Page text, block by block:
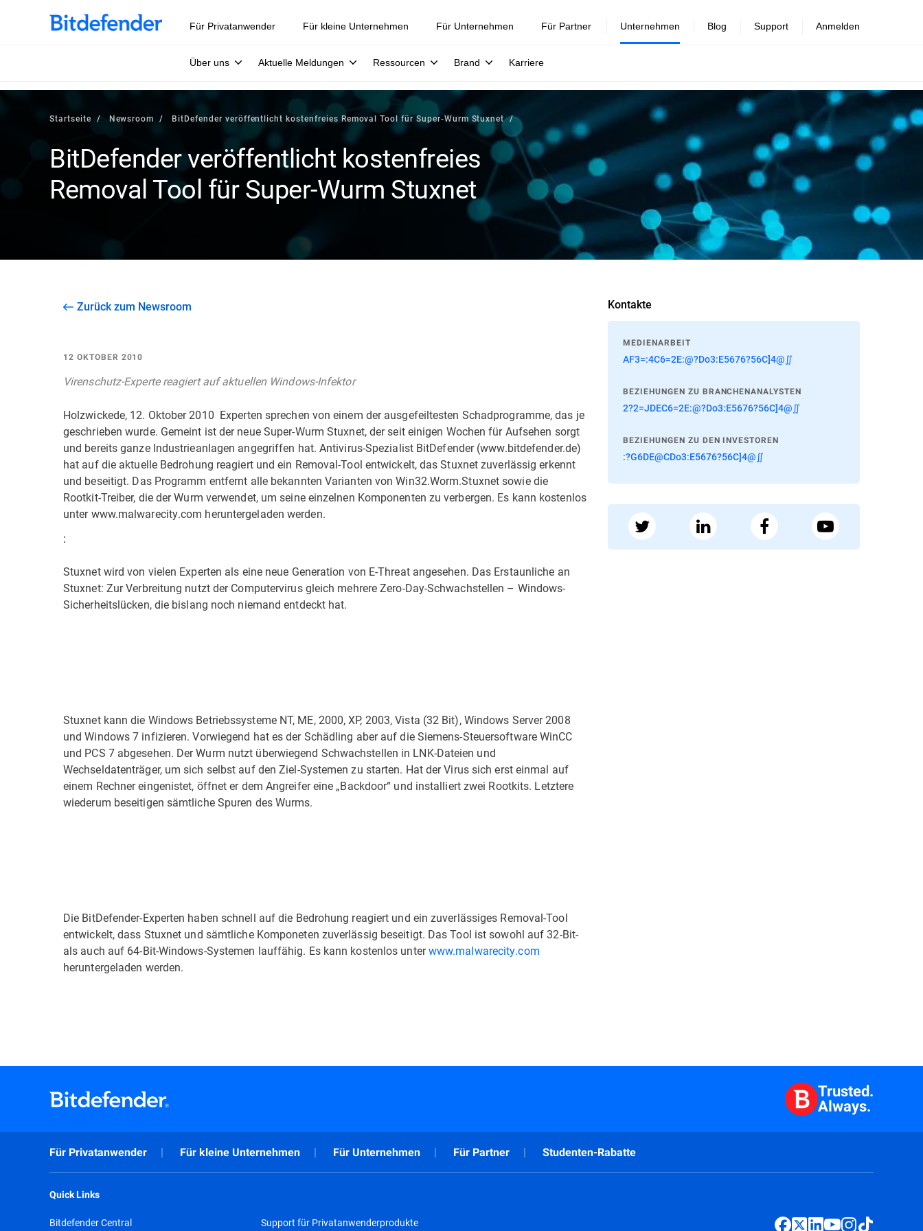
Für Privatanwender Für kleine Unternehmen Für Unternehmen Für Partner Unternehmen
Über uns Aktuelle Meldungen Ressourcen Brand Karriere
Blog Support Anmelden
Startseite Newsroom BitDefender veröffentlicht kostenfreies Removal Tool für Super-Wurm Stuxnet
BitDefender veröffentlicht kostenfreies
Removal Tool für Super-Wurm Stuxnet
Zurück zum Newsroom
12 OKTOBER 2010
Virenschutz-Experte reagiert auf aktuellen Windows-Infektor
Holzwickede, 12. Oktober 2010  Experten sprechen von einem der ausgefeiltesten Schadprogramme, das je
geschrieben wurde. Gemeint ist der neue Super-Wurm Stuxnet, der seit einigen Wochen für Aufsehen sorgt
und bereits ganze Industrieanlagen angegriffen hat. Antivirus-Spezialist BitDefender (www.bitdefender.de)
hat auf die aktuelle Bedrohung reagiert und ein Removal-Tool entwickelt, das Stuxnet zuverlässig erkennt
und beseitigt. Das Programm entfernt alle bekannten Varianten von Win32.Worm.Stuxnet sowie die
Rootkit-Treiber, die der Wurm verwendet, um seine einzelnen Komponenten zu verbergen. Es kann kostenlos
unter www.malwarecity.com heruntergeladen werden.
:
Stuxnet wird von vielen Experten als eine neue Generation von E-Threat angesehen. Das Erstaunliche an
Stuxnet: Zur Verbreitung nutzt der Computervirus gleich mehrere Zero-Day-Schwachstellen – Windows-
Sicherheitslücken, die bislang noch niemand entdeckt hat.
Stuxnet kann die Windows Betriebssysteme NT, ME, 2000, XP, 2003, Vista (32 Bit), Windows Server 2008
und Windows 7 infizieren. Vorwiegend hat es der Schädling aber auf die Siemens-Steuersoftware WinCC
und PCS 7 abgesehen. Der Wurm nutzt überwiegend Schwachstellen in LNK-Dateien und
Wechseldatenträger, um sich selbst auf den Ziel-Systemen zu starten. Hat der Virus sich erst einmal auf
einem Rechner eingenistet, öffnet er dem Angreifer eine „Backdoor“ und installiert zwei Rootkits. Letztere
wiederum beseitigen sämtliche Spuren des Wurms.
Die BitDefender-Experten haben schnell auf die Bedrohung reagiert und ein zuverlässiges Removal-Tool
entwickelt, dass Stuxnet und sämtliche Komponeten zuverlässig beseitigt. Das Tool ist sowohl auf 32-Bit-
als auch auf 64-Bit-Windows-Systemen lauffähig. Es kann kostenlos unterwww.malwarecity.com
heruntergeladen werden.
Kontakte
MEDIENARBEIT
AF3=:4C6=2E:@?Do3:E5676?56C]4@∬
BEZIEHUNGEN ZU BRANCHENANALYSTEN
2?2=JDEC6=2E:@?Do3:E5676?56C]4@∬
BEZIEHUNGEN ZU DEN INVESTOREN
:?G6DE@CDo3:E5676?56C]4@∬
Trusted.
Always.
Für Privatanwender Für kleine Unternehmen Für Unternehmen Für Partner Studenten-Rabatte
Quick Links
Bitdefender Central
Support für Privatanwenderprodukte